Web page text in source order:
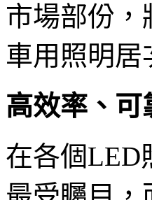
市場部份
車用照明居
高效率、可
在各個LED